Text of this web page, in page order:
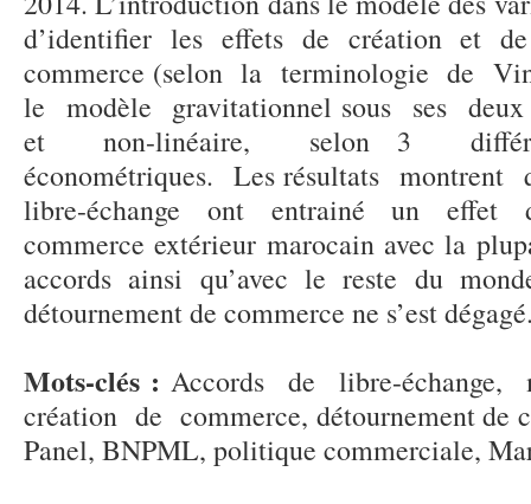
d’identifier les effets de création et
commerce (selon la terminologie de
le modèle gravitationnel sous ses
et non-linéaire, selon 3
économétriques. Les résultats
libre-échange ont entrainé un
commerce extérieur marocain avec la
accords ainsi qu’avec le reste du
détournement de commerce ne s’est
Mots-clés : Accords de libre-
création de commerce, détournement de
Panel, BNPML, politique commerciale,